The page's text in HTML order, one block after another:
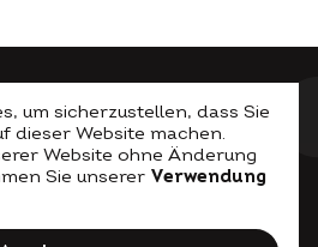
um sicherzustellen, dass Sie
dieser Website machen.
Website ohne Änderung
Sie unserer Verwendung